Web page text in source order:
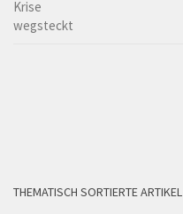
THEMATISCH SORTIERTE ARTIKEL